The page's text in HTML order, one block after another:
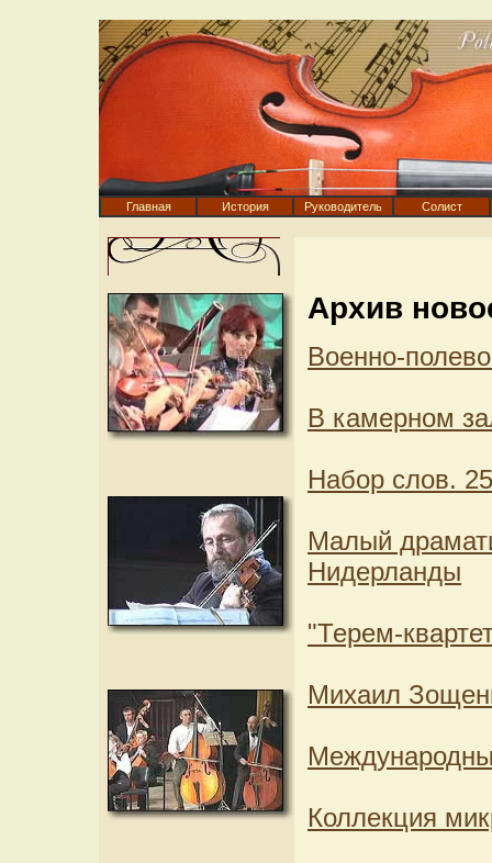
Главная История Руководитель Солист
Архив
Военно-
В камерном
Набор слов.
Малый
Нидерланды
"Терем-
Михаил
Коллекция